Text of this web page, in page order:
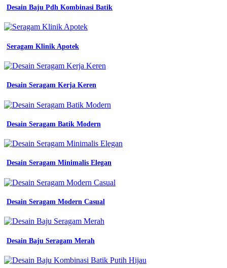
jual
kerja
baju
proyek
seragam
safety
kerja
seragam
baju
wearpack
kombinasi
biru
jual
seragam
kerja
kombinasi
warna
muda
Desain Baju Pdh Kombinasi Batik
Seragam Klinik Apotek
Desain Seragam Kerja Keren
Desain Seragam Batik Modern
Desain Seragam Minimalis Elegan
Desain Seragam Modern Casual
Desain Baju Seragam Merah